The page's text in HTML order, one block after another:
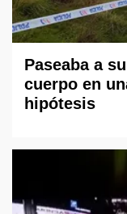
Paseaba a
cuerpo en
hipótesis